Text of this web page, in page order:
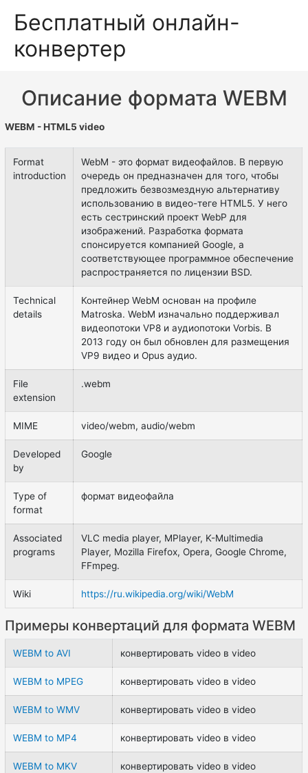
Бесплатный онлайн-
конвертер
Описание формата WEBM
WEBM - HTML5 video
Format
introduction
WebM - это формат видеофайлов. В первую
очередь он предназначен для того, чтобы
предложить безвозмездную альтернативу
использованию в видео-теге HTML5. У него
есть сестринский проект WebP для
изображений. Разработка формата
спонсируется компанией Google, а
соответствующее программное обеспечение
распространяется по лицензии BSD.
Technical
details
Контейнер WebM основан на профиле
Matroska. WebM изначально поддерживал
видеопотоки VP8 и аудиопотоки Vorbis. В
2013 году он был обновлен для размещения
VP9 видео и Opus аудио.
File
extension
.webm
MIME video/webm, audio/webm
Developed
by
Google
Type of
format
формат видеофайла
Associated
programs
VLC media player, MPlayer, K-Multimedia
Player, Mozilla Firefox, Opera, Google Chrome,
FFmpeg.
Wiki https://ru.wikipedia.org/wiki/WebM
Примеры конвертаций для формата WEBM
WEBM to AVI конвертировать video в video
WEBM to MPEG конвертировать video в video
WEBM to WMV конвертировать video в video
WEBM to MP4 конвертировать video в video
WEBM to MKV конвертировать video в video